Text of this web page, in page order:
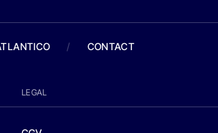
/ CONTACT
LEGAL